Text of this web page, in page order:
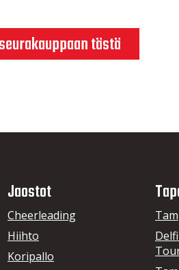
tästä
Jaostot
Cheerleading
Hiihto
Koripallo